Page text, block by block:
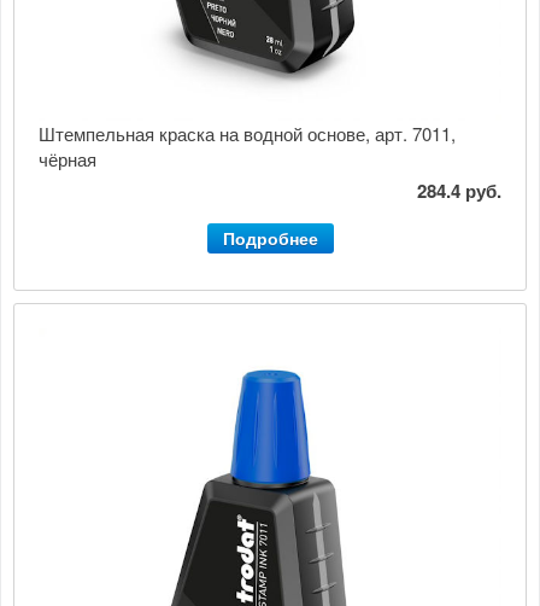
Штемпельная краска на водной основе, арт. 7011,
чёрная
284.4 руб.
Подробнее